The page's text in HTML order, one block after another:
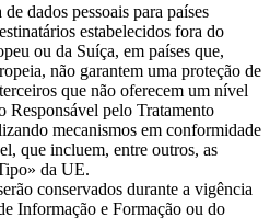
dados pessoais para países
estabelecidos fora do
ou da Suíça, em países que,
não garantem uma proteção de
que não oferecem um nível
Responsável pelo Tratamento
mecanismos em conformidade
que incluem, entre outros, as
da UE.
conservados durante a vigência
Informação e Formação ou do